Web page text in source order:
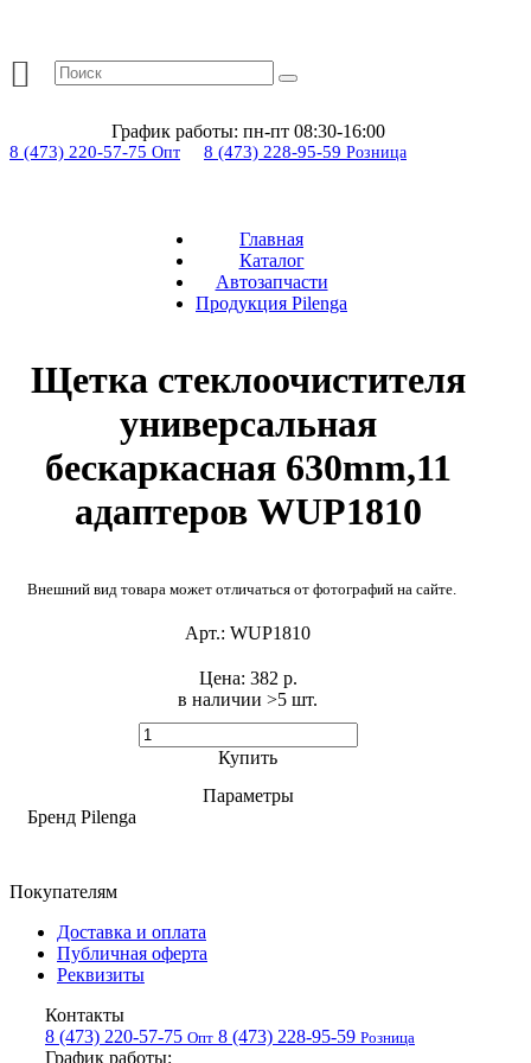
График работы: пн-пт 08:30-16:00
8 (473) 220-57-75 Опт 8 (473) 228-95-59 Розница
Главная
Каталог
Автозапчасти
Продукция Pilenga
Щетка стеклоочистителя
универсальная
бескаркасная 630mm,11
адаптеров WUP1810
Внешний вид товара может отличаться от фотографий на сайте.
Арт.: WUP1810
в наличии >5 шт. ​
Цена: 382 р.
Купить
Параметры
Бренд Pilenga
Покупателям
Доставка и оплата
Публичная оферта
Реквизиты
Контакты
8 (473) 220-57-75 Опт 8 (473) 228-95-59 Розница
График работы: